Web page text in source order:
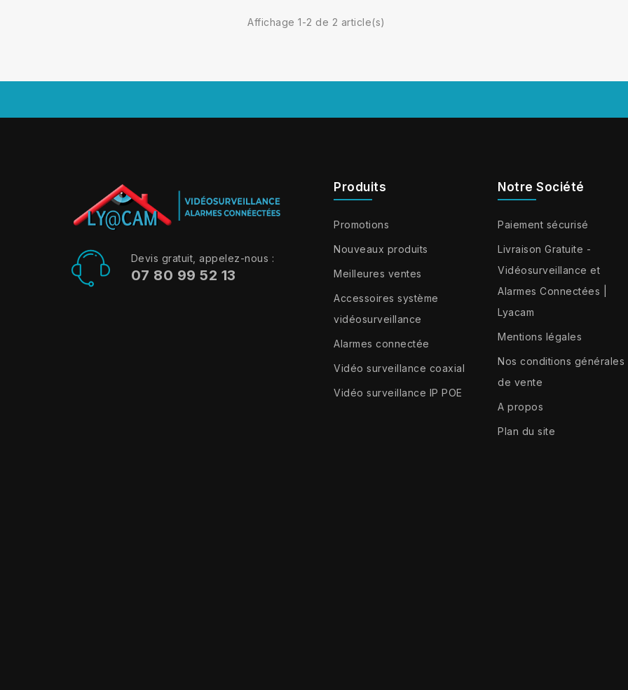
Affichage 1-2 de 2 article(s)
Devis gratuit, appelez-nous :
07 80 99 52 13
Produits
Promotions
Nouveaux produits
Meilleures ventes
Accessoires système
vidéosurveillance
Alarmes connectée
Vidéo surveillance coaxial
Vidéo surveillance IP POE
Notre Société
Paiement sécurisé
Livraison Gratuite -
Vidéosurveillance et
Alarmes Connectées |
Lyacam
Mentions légales
Nos conditions générales
de vente
A propos
Plan du site